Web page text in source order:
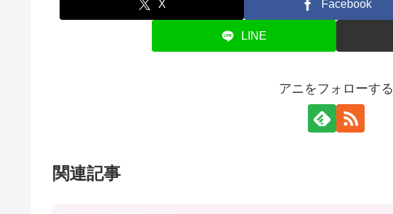
X Facebook
LINE
アニをフォローする
関連記事